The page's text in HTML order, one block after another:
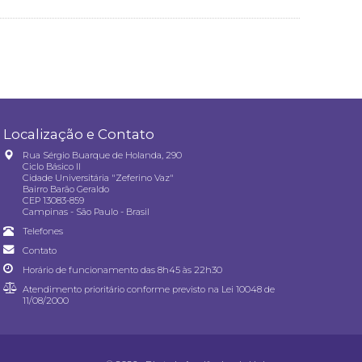
Localização e Contato
Rua Sérgio Buarque de Holanda, 290
Ciclo Básico II
Cidade Universitária "Zeferino Vaz"
Bairro Barão Geraldo
CEP 13083-859
Campinas - São Paulo - Brasil
Telefones
Contato
Horário de funcionamento das 8h45 às 22h30
Atendimento prioritário conforme previsto na Lei 10048 de
11/08/2000